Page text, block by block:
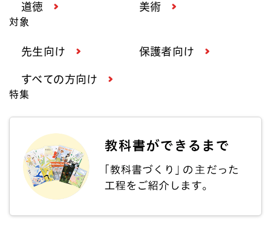
道徳 美術
対象
先生向け 保護者向け
すべての方向け
特集